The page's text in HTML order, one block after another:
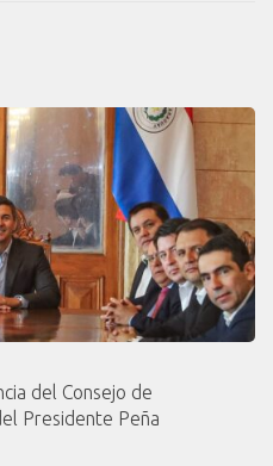
del Consejo de
Presidente Peña